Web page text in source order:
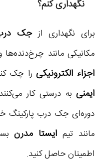
نگهداری کنم؟
برای نگهداری ازجک
مکانیکی مانند چرخ‌دنده‌ها
اجزاء الکترونیکی را چک
ایمنی به درستی کار
دوره‌ای جک درب پارکینگ
مانند تیم ایستا مدرن
اطمینان حاصل کنید.